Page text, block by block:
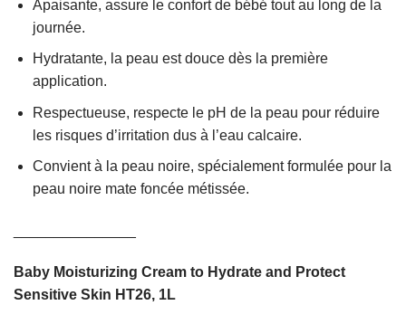
Apaisante, assure le confort de bébé tout au long de la
journée.
Hydratante, la peau est douce dès la première
application.
Respectueuse, respecte le pH de la peau pour réduire
les risques d’irritation dus à l’eau calcaire.
Convient à la peau noire, spécialement formulée pour la
peau noire mate foncée métissée.
Baby Moisturizing Cream to Hydrate and Protect
Sensitive Skin HT26, 1L